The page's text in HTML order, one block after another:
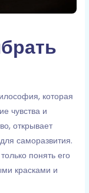
которая
чувства и
открывает
саморазвития.
понять его
красками и